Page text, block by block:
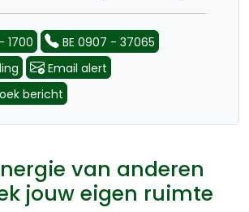
1700
BE 0907 - 37065
Email alert
bericht
van anderen
jouw eigen ruimte